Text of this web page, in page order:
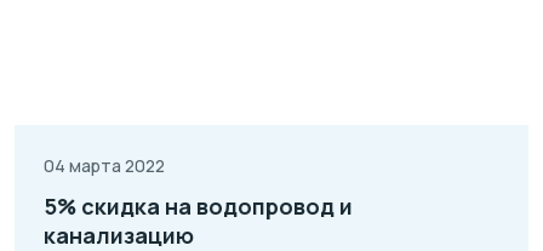
04 марта 2022
5% скидка на водопровод и
канализацию